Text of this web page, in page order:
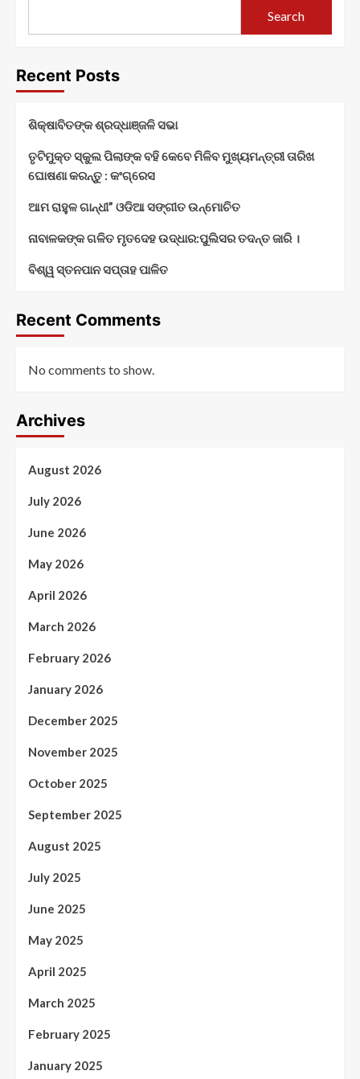
Search
Recent Posts
ଶିକ୍ଷାବିତଙ୍କ ଶ୍ରଦ୍ଧାଞ୍ଜଳି ସଭା
ତୃଟିମୁକ୍ତ ସ୍କୁଲ ପିଲାଙ୍କ ବହି କେବେ ମିଳିବ ମୁଖ୍ୟମନ୍ତ୍ରୀ ତାରିଖ
ଘୋଷଣା କରନ୍ତୁ : କଂଗ୍ରେସ
ଆମ ରାହୁଳ ଗାନ୍ଧୀ” ଓଡିଆ ସଙ୍ଗୀତ ଉନ୍ମୋଚିତ
ନାବାଳକଙ୍କ ଗଳିତ ମୃତଦେହ ଉଦ୍ଧାର:ପୁଲିସର ତଦନ୍ତ ଜାରି ।
ବିଶ୍ୱ ସ୍ତନପାନ ସପ୍ତାହ ପାଳିତ
Recent Comments
No comments to show.
Archives
August 2026
July 2026
June 2026
May 2026
April 2026
March 2026
February 2026
January 2026
December 2025
November 2025
October 2025
September 2025
August 2025
July 2025
June 2025
May 2025
April 2025
March 2025
February 2025
January 2025